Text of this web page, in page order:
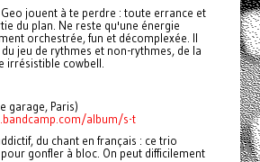
jouent à te perdre : toute errance et
du plan. Ne reste qu'une énergie
orchestrée, fun et décomplexée. Il
jeu de rythmes et non-rythmes, de la
irrésistible cowbell.
garage, Paris)
album/s-t
du chant en français : ce trio
gonfler à bloc. On peut difficilement